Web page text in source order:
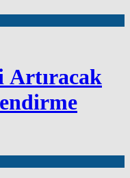
Artıracak